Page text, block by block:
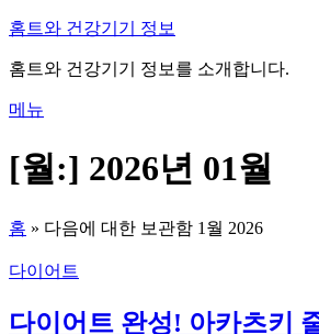
내
으
바
가
기
홈트와 건강기기 정보
홈트와 건강기기 정보를 소개합니다.
메뉴
[월:] 2026년 01월
홈 » 다음에 대한 보관함 1월 2026
다이어트
다이어트 완성! 아카츠키